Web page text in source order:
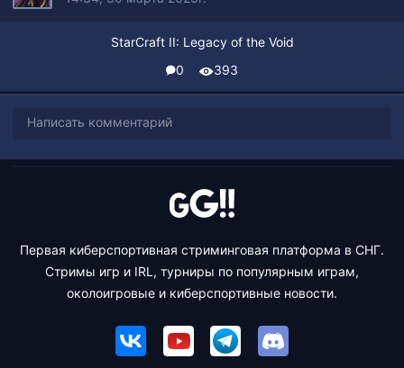
StarCraft II: Legacy of the Void
0
393
Написать комментарий
Первая киберспортивная стриминговая платформа в СНГ.
Стримы игр и IRL, турниры по популярным играм,
околоигровые и киберспортивные новости.